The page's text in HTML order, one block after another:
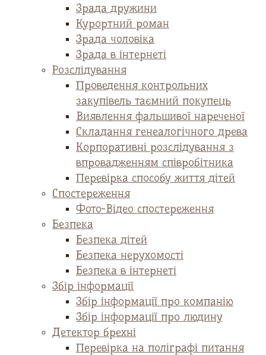
Зрада дружини
Курортний роман
Зрада чоловіка
Зрада в інтернеті
Розслідування
Проведення контрольних
закупівель таємний покупець
Виявлення фальшивої нареченої
Складання генеалогічного древа
Корпоративні розслідування з
впровадженням співробітника
Перевірка способу життя дітей
Спостереження
Фото-Відео спостереження
Безпека
Безпека дітей
Безпека нерухомості
Безпека в інтернеті
Збір інформації
Збір інформації про компанію
Збір інформації про людину
Детектор брехні
Перевірка на поліграфі питання